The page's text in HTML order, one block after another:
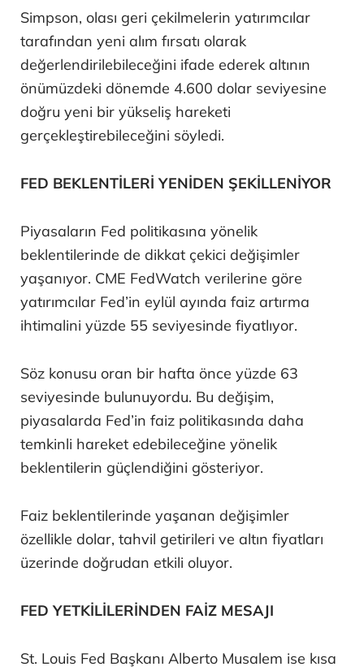
Simpson, olası geri çekilmelerin yatırımcılar
tarafından yeni alım fırsatı olarak
değerlendirilebileceğini ifade ederek altının
önümüzdeki dönemde 4.600 dolar seviyesine
doğru yeni bir yükseliş hareketi
gerçekleştirebileceğini söyledi.
FED BEKLENTİLERİ YENİDEN ŞEKİLLENİYOR
Piyasaların Fed politikasına yönelik
beklentilerinde de dikkat çekici değişimler
yaşanıyor. CME FedWatch verilerine göre
yatırımcılar Fed’in eylül ayında faiz artırma
ihtimalini yüzde 55 seviyesinde fiyatlıyor.
Söz konusu oran bir hafta önce yüzde 63
seviyesinde bulunuyordu. Bu değişim,
piyasalarda Fed’in faiz politikasında daha
temkinli hareket edebileceğine yönelik
beklentilerin güçlendiğini gösteriyor.
Faiz beklentilerinde yaşanan değişimler
özellikle dolar, tahvil getirileri ve altın fiyatları
üzerinde doğrudan etkili oluyor.
FED YETKİLİLERİNDEN FAİZ MESAJI
St. Louis Fed Başkanı Alberto Musalem ise kısa